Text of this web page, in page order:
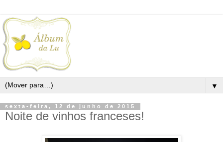
▼
sexta-feira, 12 de junho de 2015
Noite de vinhos franceses!